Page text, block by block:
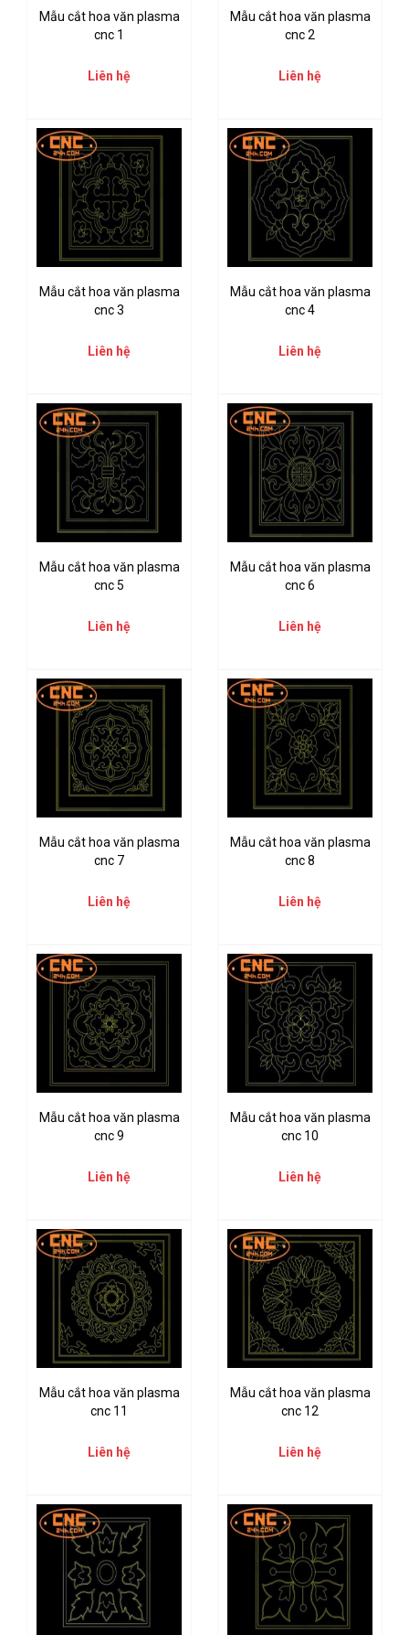
Mẫu cắt hoa văn plasma
cnc 1
Liên hệ
Mẫu cắt hoa văn plasma
cnc 2
Liên hệ
Mẫu cắt hoa văn plasma
cnc 3
Liên hệ
Mẫu cắt hoa văn plasma
cnc 4
Liên hệ
Mẫu cắt hoa văn plasma
cnc 5
Liên hệ
Mẫu cắt hoa văn plasma
cnc 6
Liên hệ
Mẫu cắt hoa văn plasma
cnc 7
Liên hệ
Mẫu cắt hoa văn plasma
cnc 8
Liên hệ
Mẫu cắt hoa văn plasma
cnc 9
Liên hệ
Mẫu cắt hoa văn plasma
cnc 10
Liên hệ
Mẫu cắt hoa văn plasma
cnc 11
Liên hệ
Mẫu cắt hoa văn plasma
cnc 12
Liên hệ